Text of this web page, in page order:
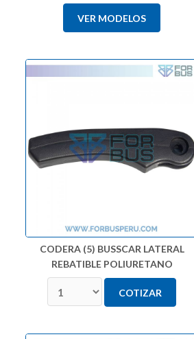
VER MODELOS
CODERA (5) BUSSCAR LATERAL
REBATIBLE POLIURETANO
COTIZAR